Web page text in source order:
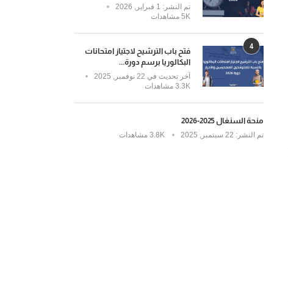
تم النشر:
5K مشاهدات
4
فتح باب الترشيح لاجتياز امتحانات
البكالوريا برسم دورة...
آخر تحديث في
3.3K مشاهدات
منحة السنغال 2025-2026
تم النشر: 3.8K مشاهدات